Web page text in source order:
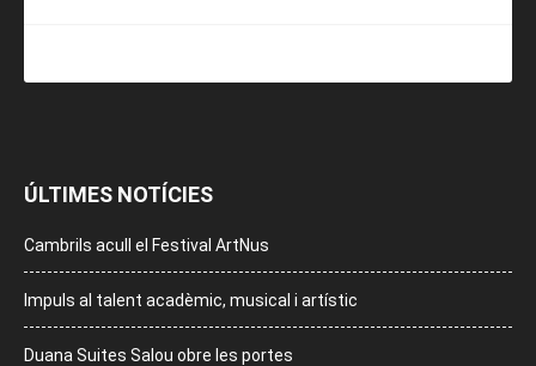
ÚLTIMES NOTÍCIES
Cambrils acull el Festival ArtNus
Impuls al talent acadèmic, musical i artístic
Duana Suites Salou obre les portes